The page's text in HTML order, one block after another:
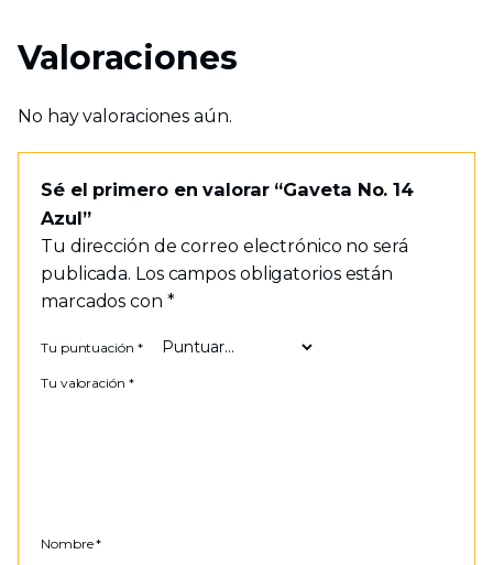
Valoraciones
No hay valoraciones aún.
Sé el primero en valorar “Gaveta No. 14
Azul”
Tu dirección de correo electrónico no será
publicada. Los campos obligatorios están
marcados con *
Tu puntuación *
Tu valoración *
Nombre*